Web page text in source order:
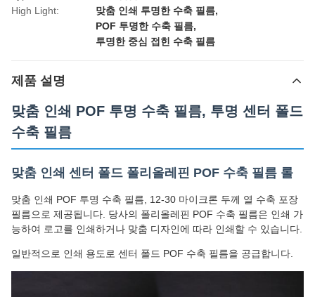
High Light:
맞춤 인쇄 투명한 수축 필름,
POF 투명한 수축 필름,
투명한 중심 접힌 수축 필름
제품 설명
맞춤 인쇄 POF 투명 수축 필름, 투명 센터 폴드
수축 필름
맞춤 인쇄 센터 폴드 폴리올레핀 POF 수축 필름 롤
맞춤 인쇄 POF 투명 수축 필름, 12-30 마이크론 두께 열 수축 포장
필름으로 제공됩니다. 당사의 폴리올레핀 POF 수축 필름은 인쇄 가
능하여 로고를 인쇄하거나 맞춤 디자인에 따라 인쇄할 수 있습니다.
일반적으로 인쇄 용도로 센터 폴드 POF 수축 필름을 공급합니다.